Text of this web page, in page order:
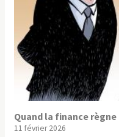
Quand la finance règne
11 février 2026